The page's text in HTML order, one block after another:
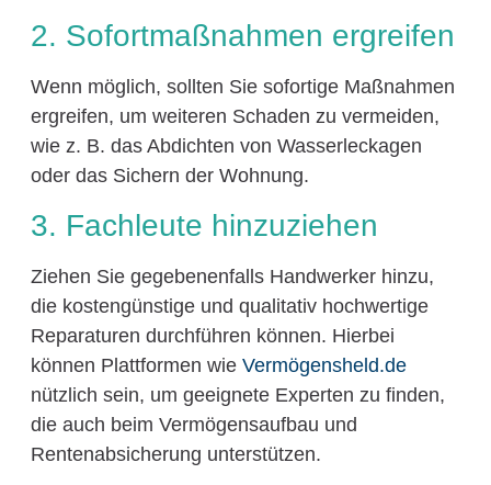
2. Sofortmaßnahmen ergreifen
Wenn möglich, sollten Sie sofortige Maßnahmen
ergreifen, um weiteren Schaden zu vermeiden,
wie z. B. das Abdichten von Wasserleckagen
oder das Sichern der Wohnung.
3. Fachleute hinzuziehen
Ziehen Sie gegebenenfalls Handwerker hinzu,
die kostengünstige und qualitativ hochwertige
Reparaturen durchführen können. Hierbei
können Plattformen wie Vermögensheld.de
nützlich sein, um geeignete Experten zu finden,
die auch beim Vermögensaufbau und
Rentenabsicherung unterstützen.